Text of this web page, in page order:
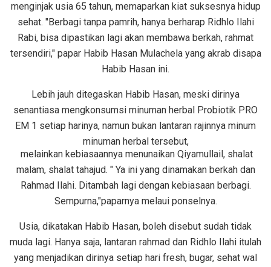
menginjak usia 65 tahun, memaparkan kiat suksesnya hidup
sehat. "Berbagi tanpa pamrih, hanya berharap Ridhlo Ilahi
Rabi, bisa dipastikan lagi akan membawa berkah, rahmat
tersendiri," papar Habib Hasan Mulachela yang akrab disapa
Habib Hasan ini.
Lebih jauh ditegaskan Habib Hasan, meski dirinya
senantiasa mengkonsumsi minuman herbal Probiotik PRO
EM 1 setiap harinya, namun bukan lantaran rajinnya minum
minuman herbal tersebut,
melainkan kebiasaannya menunaikan Qiyamullail, shalat
malam, shalat tahajud. " Ya ini yang dinamakan berkah dan
Rahmad Ilahi. Ditambah lagi dengan kebiasaan berbagi.
Sempurna,"paparnya melaui ponselnya.
Usia, dikatakan Habib Hasan, boleh disebut sudah tidak
muda lagi. Hanya saja, lantaran rahmad dan Ridhlo Ilahi itulah
yang menjadikan dirinya setiap hari fresh, bugar, sehat wal